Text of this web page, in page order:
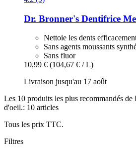
Dr. Bronner's Dentifrice
Nettoie les dents
Sans agents moussants
Sans fluor
10,99 € (104,67 € / L)
Livraison jusqu'au 17 août
Les 10 produits les plus recommandés
d'oeil.: 10 articles
Tous les prix TTC.
Filtres